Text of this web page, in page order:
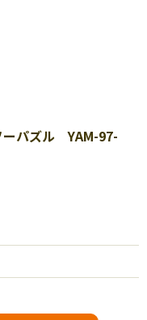
パズル YAM-97-